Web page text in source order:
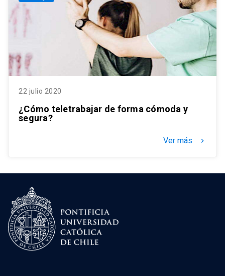
22 julio 2020
¿Cómo teletrabajar de forma cómoda y
segura?
Ver más keyboard_arrow_right